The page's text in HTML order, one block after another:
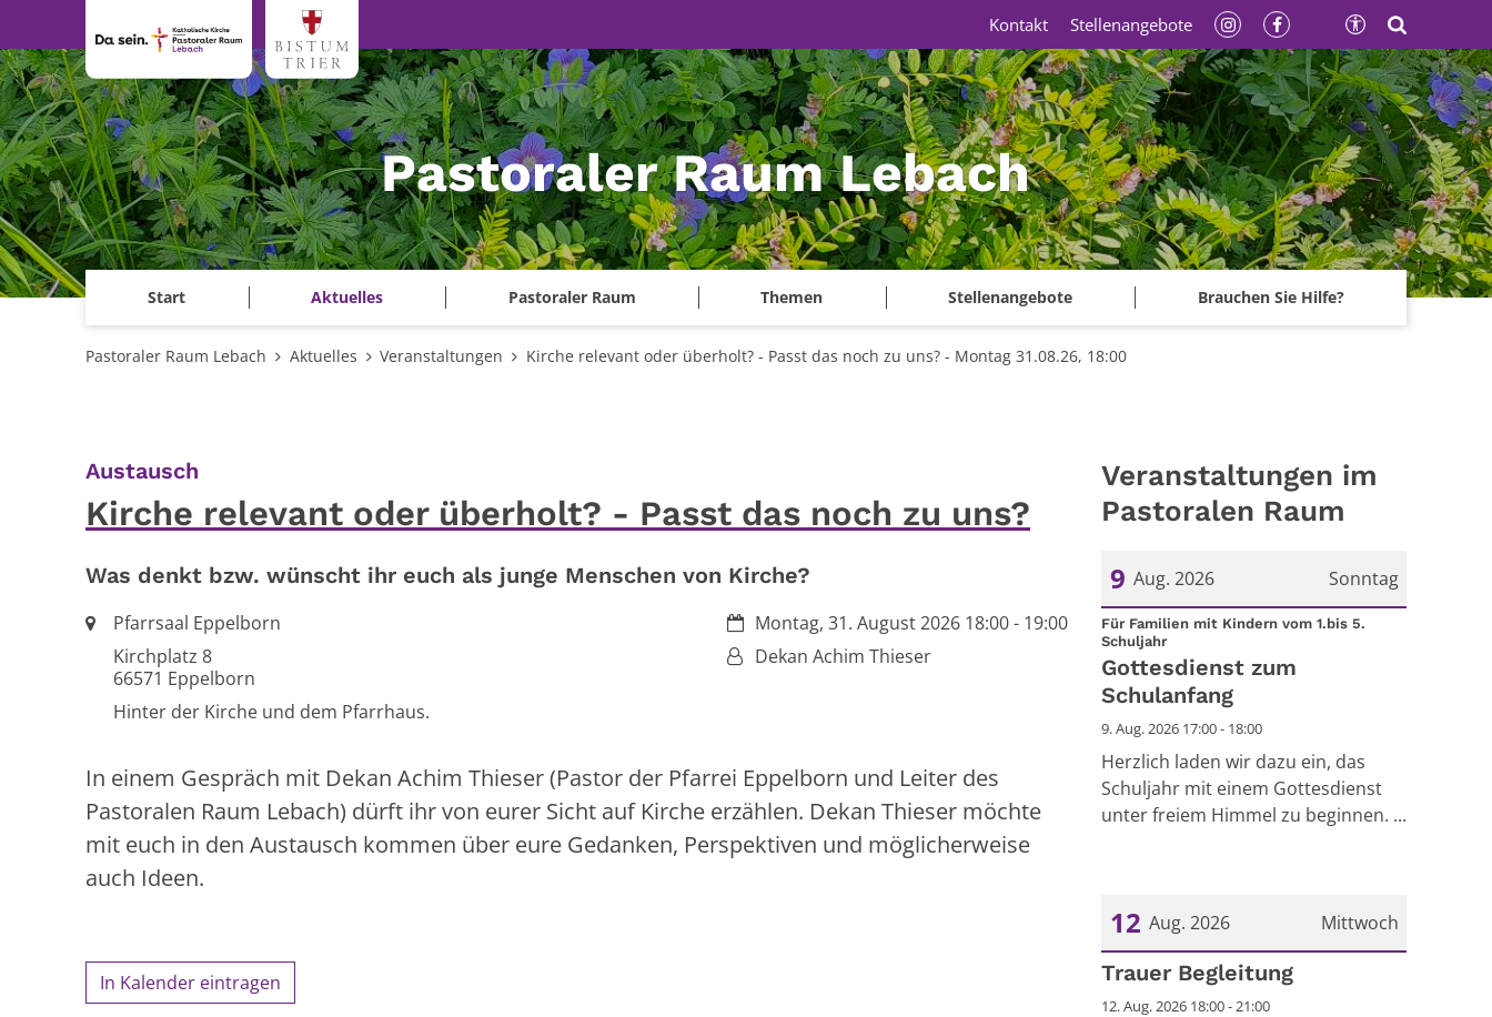
Pastoraler Raum Lebach
Start Aktuelles Pastoraler Raum Themen Stellenangebote Brauchen Sie Hilfe?
Kontakt Stellenangebote
Pastoraler Raum Lebach Aktuelles Veranstaltungen Kirche relevant oder überholt? - Passt das noch zu uns? - Montag 31.08.26, 18:00
Austausch
Kirche relevant oder überholt? - Passt das noch zu uns?
Was denkt bzw. wünscht ihr euch als junge Menschen von Kirche?
Datum:Montag, 31. August 2026 18:00 - 19:00
Von:Dekan Achim Thieser
Ort:Pfarrsaal Eppelborn
Kirchplatz 8
66571 Eppelborn
Hinter der Kirche und dem Pfarrhaus.
In einem Gespräch mit Dekan Achim Thieser (Pastor der Pfarrei Eppelborn und Leiter des
Pastoralen Raum Lebach) dürft ihr von eurer Sicht auf Kirche erzählen. Dekan Thieser möchte
mit euch in den Austausch kommen über eure Gedanken, Perspektiven und möglicherweise
auch Ideen.
In Kalender eintragen
Veranstaltungen im
Pastoralen Raum
Sonntag
9 Aug. 2026
Datum: 9. August 2026
Für Familien mit Kindern vom 1.bis 5.
Schuljahr:
Gottesdienst zum
Schulanfang
9. Aug. 2026 17:00 - 18:00
Herzlich laden wir dazu ein, das
Schuljahr mit einem Gottesdienst
unter freiem Himmel zu beginnen. ...
Mittwoch
12 Aug. 2026
Datum: 12. August 2026
Trauer Begleitung
12. Aug. 2026 18:00 - 21:00